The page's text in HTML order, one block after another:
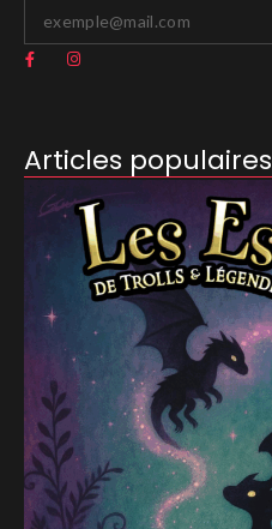
Articles populaires